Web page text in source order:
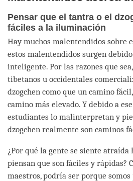
Pensar que el tantra o el
fáciles a la iluminación
Hay muchos malentendidos sobre
estos malentendidos surgen
inteligente. Por las razones que
tibetanos u occidentales
dzogchen como que un camino
camino más elevado. Y debido a
estudiantes lo malinterpretan y
dzogchen realmente son caminos
¿Por qué la gente se siente atraída
piensan que son fáciles y rápidas?
maestros, podría ser porque somos